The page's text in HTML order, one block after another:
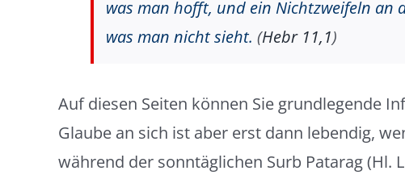
was man hofft, und ein Nichtzweifeln an
was man nicht sieht. (Hebr 11,1)
Auf diesen Seiten können Sie grundlegende
Glaube an sich ist aber erst dann lebendig,
während der sonntäglichen Surb Patarag (Hl.